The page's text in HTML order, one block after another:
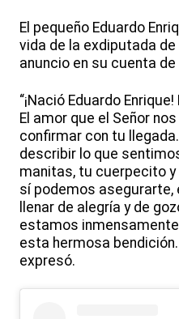
El pequeño Eduardo
vida de la exdiputada de
anuncio en su cuenta
“¡Nació Eduardo
El amor que el Señor
confirmar con tu
describir lo que
manitas, tu cuerpecito y
sí podemos asegurarte,
llenar de alegría y de
estamos
esta hermosa
expresó.